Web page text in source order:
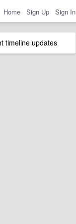
Home Sign Up Sign In
timeline updates